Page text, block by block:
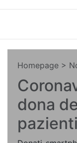
Homepage >
dona